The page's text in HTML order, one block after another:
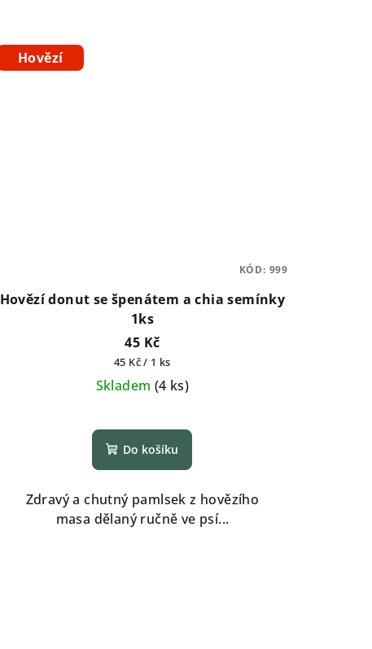
Hovězí
Hovězí donut se špenátem a chia semínky
1ks
45 Kč
Měrná
cena:
45 Kč / 1 ks
Skladem (4 ks)
Do košíku
Zdravý a chutný pamlsek z hovězího
masa dělaný ručně ve psí...
KÓD: 999